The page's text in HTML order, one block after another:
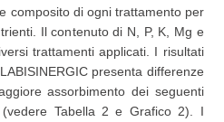
composito di ogni trattamento per
Il contenuto di N, P, K, Mg e
trattamenti applicati. I risultati
presenta differenze
assorbimento dei seguenti
Tabella 2 e Grafico 2). I